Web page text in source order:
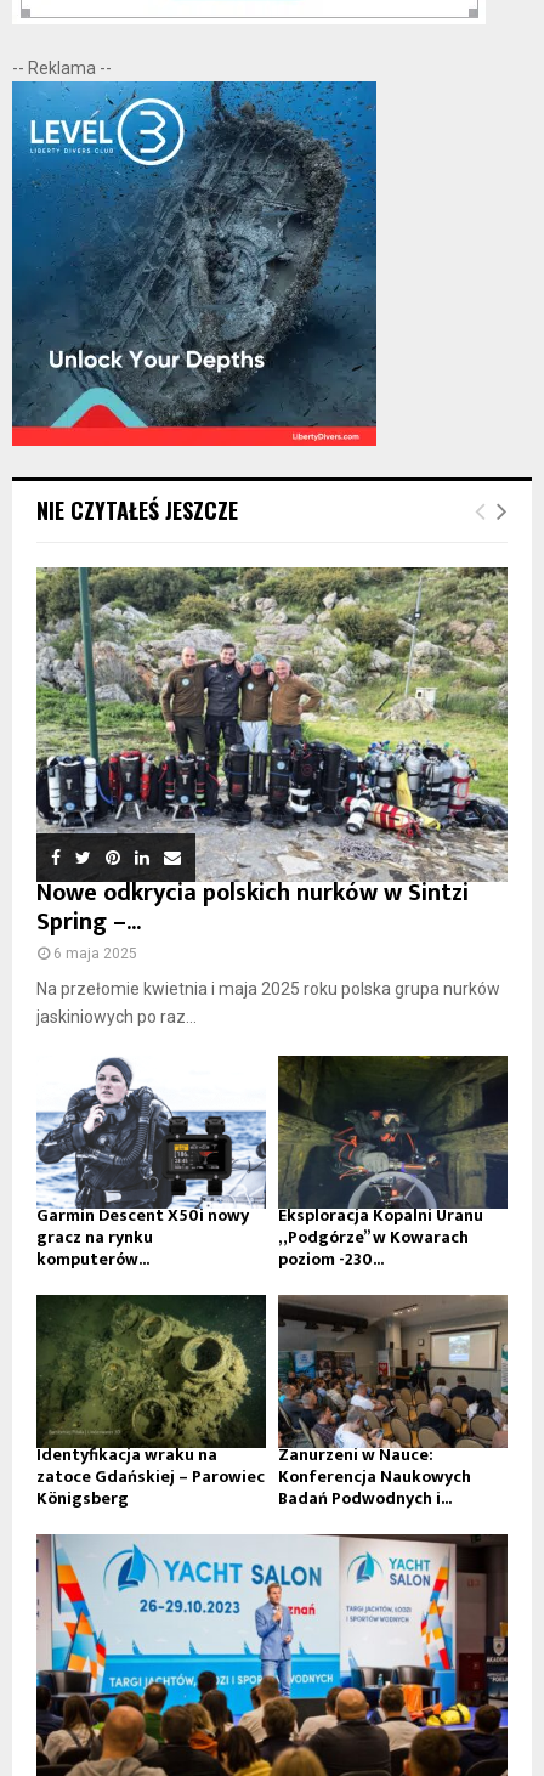
-- Reklama --
NIE CZYTAŁEŚ JESZCZE
Nowe odkrycia polskich nurków w Sintzi
Spring –...
6 maja 2025
Na przełomie kwietnia i maja 2025 roku polska grupa nurków
jaskiniowych po raz...
Garmin Descent X50i nowy
gracz na rynku
komputerów...
Eksploracja Kopalni Uranu
„Podgórze” w Kowarach
poziom -230...
Identyfikacja wraku na
zatoce Gdańskiej – Parowiec
Königsberg
Zanurzeni w Nauce:
Konferencja Naukowych
Badań Podwodnych i...